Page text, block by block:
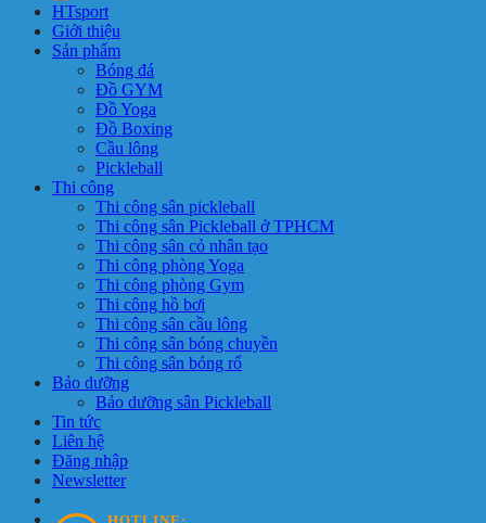
HTsport
Giới thiệu
Sản phẩm
Bóng đá
Đồ GYM
Đồ Yoga
Đồ Boxing
Cầu lông
Pickleball
Thi công
Thi công sân pickleball
Thi công sân Pickleball ở TPHCM
Thi công sân cỏ nhân tạo
Thi công phòng Yoga
Thi công phòng Gym
Thi công hồ bơi
Thi công sân cầu lông
Thi công sân bóng chuyền
Thi công sân bóng rổ
Bảo dưỡng
Bảo dưỡng sân Pickleball
Tin tức
Liên hệ
Đăng nhập
Newsletter